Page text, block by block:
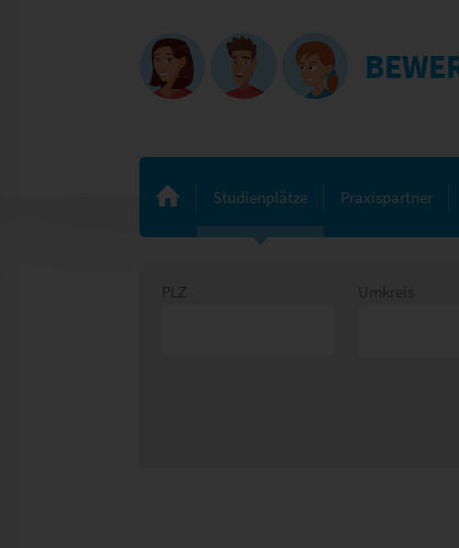
Studienplätze Praxispartner
PLZ Umkreis